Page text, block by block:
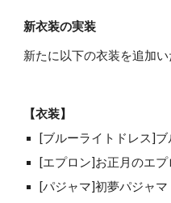
新衣装の実装
新たに以下の衣装を追加い
【衣装】
[ブルーライトドレス]
[エプロン]お正月のエプ
[パジャマ]初夢パジャマ